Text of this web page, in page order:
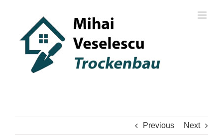
Previous Next